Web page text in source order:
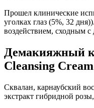
Прошел клинические
уголках глаз (5%, 32
воздействием, сходным с
Демакияжный
Cleansing
Сквалан, карнаубский
экстракт гибридной